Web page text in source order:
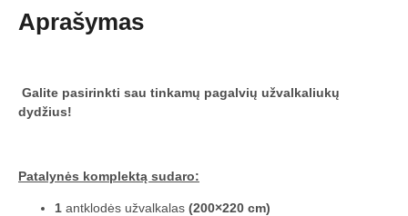
Aprašymas
Galite pasirinkti sau tinkamų pagalvių užvalkaliukų
dydžius!
Patalynės komplektą sudaro:
1 antklodės užvalkalas (200×220 cm)